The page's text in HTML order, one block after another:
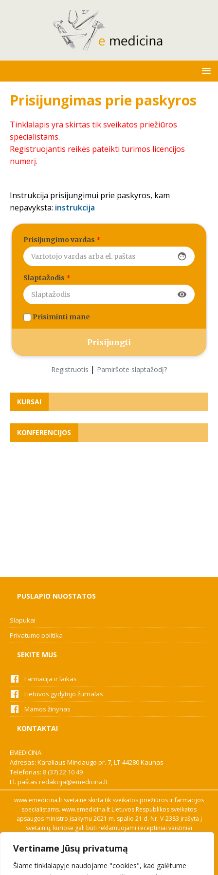
Vertiname Jūsų privatumą
Šiame tinklalapyje naudojame "cookies", kad galėtume
Prisijungimas prie paskyros
Tinklalapis yra skirtas tik sveikatos priežiūros
specialistams.
Registruojantis reikės pateikti turimos licencijos
numerį.
Instrukcija prisijungimui prie paskyros, kam
nepavyksta: instrukcija
Prisijungimo vardas *
face
Slaptažodis *
visibility
Prisiminti mane
Registruotis | Pamiršote slaptažodį?
KURSAI
KONFERENCIJOS
PUSLAPIO NUOSTATOS
Slapukai
Privatumo politika
SEKITE MUS
Farmacija ir laikas
Lietuvos gydytojo žurnalas
Mamos žinynas
KONTAKTAI
EMEDICINA
Adresas: Karaliaus Mindaugo pr. 7, LT-44280 Kaunas
Telefonas: 8 (37) 22 10 49
El. paštas redakcija@emedicina.lt
www.emedicina.lt svetainė skirta tik sveikatos priežiūros ir farmacijos
specialistams. www.emedicina.lt Lietuvos Respublikos sveikatos
apsaugos ministro įsakymu 2021 m. spalio 21 d. Nr. V-2383 įrašyta į
svetainių, kuriose gali būti reklamuojami receptiniai vaistiniai
savo profesinę kvalifikaciją. Naudingos nuorodos: Vaistų ir medicinos
pagalbos priemonių kainų paieška, VVKT tinklalapis, Sveikatos
priežiūros ar farmacijos specialisto pranešimo apie įtariamą